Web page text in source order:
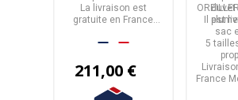
La livraison est
gratuite en France
de 50€ d'achats.
211,00 €
duvet
Il est
sac
5
France